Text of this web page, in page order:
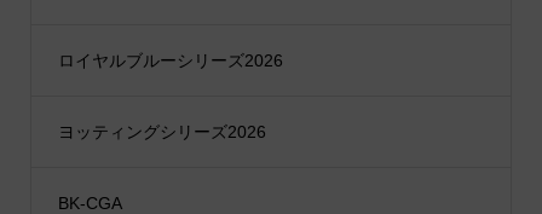
ロイヤルブルーシリーズ2026
ヨッティングシリーズ2026
BK-CGA